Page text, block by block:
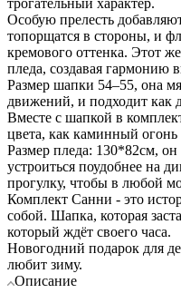
Особую прелесть
топорщатся в стороны, и
кремового оттенка. Этот
пледа, создавая гармонию
Размер шапки 54–55, она
движений, и подходит как
Вместе с шапкой в
цвета, как каминный
Размер пледа: 130*82см, он
устроиться поудобнее на
прогулку, чтобы в любой
Комплект Санни - это
собой. Шапка, которая
который ждёт своего часа.
Новогодний подарок для
любит зиму.
Описание